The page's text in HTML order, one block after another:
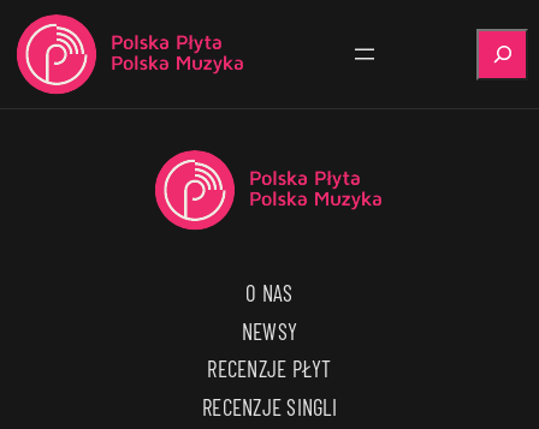
O NAS
NEWSY
RECENZJE PŁYT
RECENZJE SINGLI